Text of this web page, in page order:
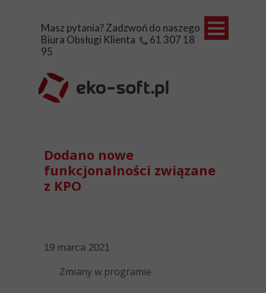
Masz pytania? Zadzwoń do naszego
Biura Obsługi Klienta 61 307 18
95
Zmiany w programie
19 marca 2021
Dodano nowe
funkcjonalności związane
z KPO